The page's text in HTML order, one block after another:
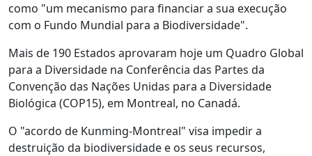
como "um mecanismo para financiar a sua execução
com o Fundo Mundial para a Biodiversidade".
Mais de 190 Estados aprovaram hoje um Quadro Global
para a Diversidade na Conferência das Partes da
Convenção das Nações Unidas para a Diversidade
Biológica (COP15), em Montreal, no Canadá.
O "acordo de Kunming-Montreal" visa impedir a
destruição da biodiversidade e os seus recursos,